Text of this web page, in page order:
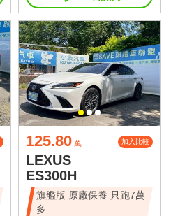
125.80 萬 加入比較
LEXUS
ES300H
旗艦版 原廠保養 只跑7萬
多